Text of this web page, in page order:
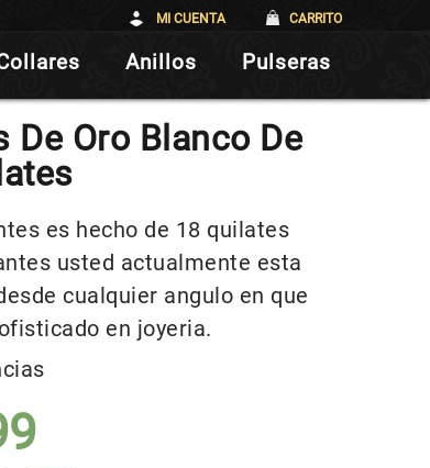
MI CUENTA CARRITO
Anillos Pulseras
De Oro Blanco De
es hecho de 18 quilates
usted actualmente esta
cualquier angulo en que
en joyeria.